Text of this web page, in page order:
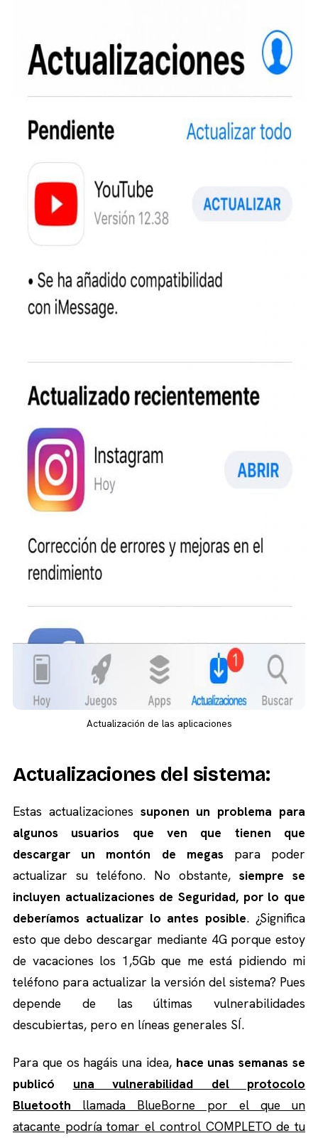
Actualización de las aplicaciones
Actualizaciones del sistema:
Estas actualizaciones suponen un problema para
algunos usuarios que ven que tienen que
descargar un montón de megaspara poder
actualizar su teléfono. No obstante, siempre se
incluyen actualizaciones de Seguridad, por lo que
deberíamos actualizar lo antes posible. ¿Significa
esto que debo descargar mediante 4G porque estoy
de vacaciones los 1,5Gb que me está pidiendo mi
teléfono para actualizar la versión del sistema? Pues
depende de las últimas vulnerabilidades
descubiertas, pero en líneas generales SÍ.
Para que os hagáis una idea, hace unas semanas se
publicó
una vulnerabilidad del protocolo
Bluetooth llamada BlueBorne por el que un
atacante podría tomar el control COMPLETO de tu